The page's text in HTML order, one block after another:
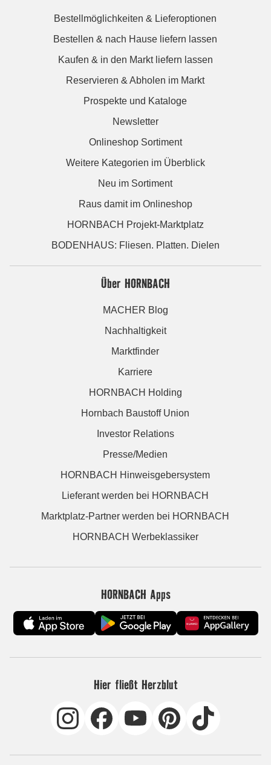
Bestellmöglichkeiten & Lieferoptionen
Bestellen & nach Hause liefern lassen
Kaufen & in den Markt liefern lassen
Reservieren & Abholen im Markt
Prospekte und Kataloge
Newsletter
Onlineshop Sortiment
Weitere Kategorien im Überblick
Neu im Sortiment
Raus damit im Onlineshop
HORNBACH Projekt-Marktplatz
BODENHAUS: Fliesen. Platten. Dielen
Über HORNBACH
MACHER Blog
Nachhaltigkeit
Marktfinder
Karriere
HORNBACH Holding
Hornbach Baustoff Union
Investor Relations
Presse/Medien
HORNBACH Hinweisgebersystem
Lieferant werden bei HORNBACH
Marktplatz-Partner werden bei HORNBACH
HORNBACH Werbeklassiker
HORNBACH Apps
Hier fließt Herzblut